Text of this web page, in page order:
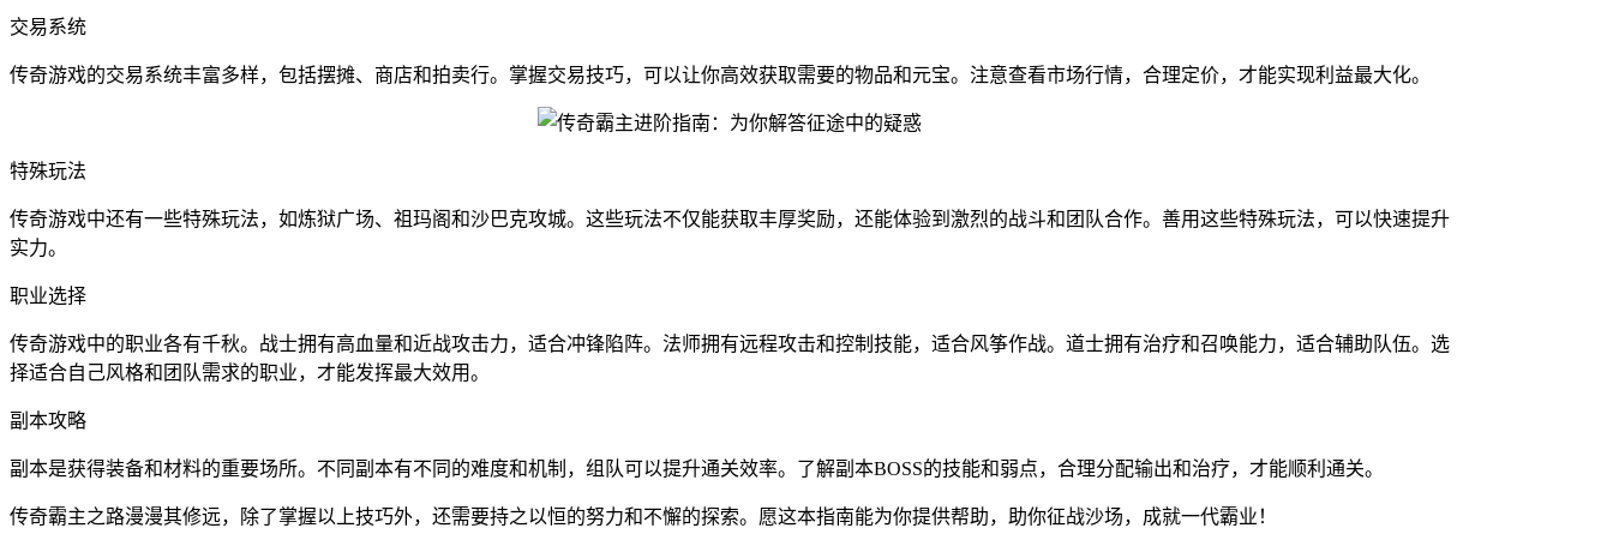
交易系统
传奇游戏的交易系统丰富多样，包括摆摊、商店和拍卖行。掌握交易技巧，可以让你高效获取需要的物品和元宝。注意查看市场行情，合理定价，才能实现利益最大化。
特殊玩法
传奇游戏中还有一些特殊玩法，如炼狱广场、祖玛阁和沙巴克攻城。这些玩法不仅能获取丰厚奖励，还能体验到激烈的战斗和团队合作。善用这些特殊玩法，可以快速提升
实力。
职业选择
传奇游戏中的职业各有千秋。战士拥有高血量和近战攻击力，适合冲锋陷阵。法师拥有远程攻击和控制技能，适合风筝作战。道士拥有治疗和召唤能力，适合辅助队伍。选
择适合自己风格和团队需求的职业，才能发挥最大效用。
副本攻略
副本是获得装备和材料的重要场所。不同副本有不同的难度和机制，组队可以提升通关效率。了解副本BOSS的技能和弱点，合理分配输出和治疗，才能顺利通关。
传奇霸主之路漫漫其修远，除了掌握以上技巧外，还需要持之以恒的努力和不懈的探索。愿这本指南能为你提供帮助，助你征战沙场，成就一代霸业！